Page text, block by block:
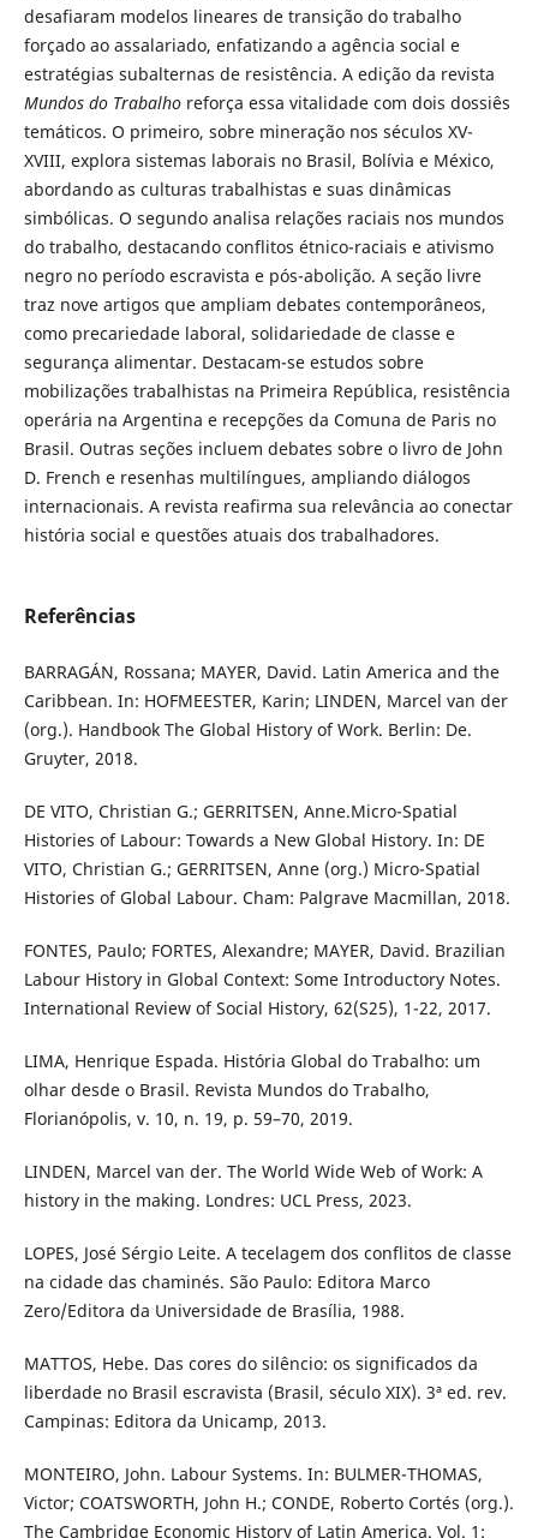
desafiaram modelos lineares de transição do trabalho
forçado ao assalariado, enfatizando a agência social e
estratégias subalternas de resistência. A edição da revista
Mundos do Trabalhoreforça essa vitalidade com dois dossiês
temáticos. O primeiro, sobre mineração nos séculos XV-
XVIII, explora sistemas laborais no Brasil, Bolívia e México,
abordando as culturas trabalhistas e suas dinâmicas
simbólicas. O segundo analisa relações raciais nos mundos
do trabalho, destacando conflitos étnico-raciais e ativismo
negro no período escravista e pós-abolição. A seção livre
traz nove artigos que ampliam debates contemporâneos,
como precariedade laboral, solidariedade de classe e
segurança alimentar. Destacam-se estudos sobre
mobilizações trabalhistas na Primeira República, resistência
operária na Argentina e recepções da Comuna de Paris no
Brasil. Outras seções incluem debates sobre o livro de John
D. French e resenhas multilíngues, ampliando diálogos
internacionais. A revista reafirma sua relevância ao conectar
história social e questões atuais dos trabalhadores.
Referências
BARRAGÁN, Rossana; MAYER, David. Latin America and the
Caribbean. In: HOFMEESTER, Karin; LINDEN, Marcel van der
(org.). Handbook The Global History of Work. Berlin: De.
Gruyter, 2018.
DE VITO, Christian G.; GERRITSEN, Anne.Micro-Spatial
Histories of Labour: Towards a New Global History. In: DE
VITO, Christian G.; GERRITSEN, Anne (org.) Micro-Spatial
Histories of Global Labour. Cham: Palgrave Macmillan, 2018.
FONTES, Paulo; FORTES, Alexandre; MAYER, David. Brazilian
Labour History in Global Context: Some Introductory Notes.
International Review of Social History, 62(S25), 1-22, 2017.
LIMA, Henrique Espada. História Global do Trabalho: um
olhar desde o Brasil. Revista Mundos do Trabalho,
Florianópolis, v. 10, n. 19, p. 59–70, 2019.
LINDEN, Marcel van der. The World Wide Web of Work: A
history in the making. Londres: UCL Press, 2023.
LOPES, José Sérgio Leite. A tecelagem dos conflitos de classe
na cidade das chaminés. São Paulo: Editora Marco
Zero/Editora da Universidade de Brasília, 1988.
MATTOS, Hebe. Das cores do silêncio: os significados da
liberdade no Brasil escravista (Brasil, século XIX). 3ª ed. rev.
Campinas: Editora da Unicamp, 2013.
MONTEIRO, John. Labour Systems. In: BULMER-THOMAS,
Victor; COATSWORTH, John H.; CONDE, Roberto Cortés (org.).
The Cambridge Economic History of Latin America. Vol. 1: